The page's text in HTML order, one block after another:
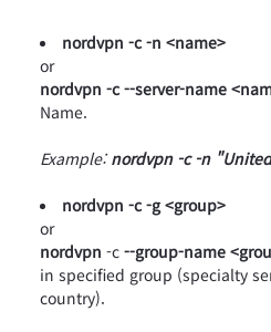
nordvpn -c -n <name>
or
nordvpn -c --server-name
Name.
Example:nordvpn -c -n
nordvpn -c -g <group>
or
nordvpn -c --group-name
in specified group (specialty
country).